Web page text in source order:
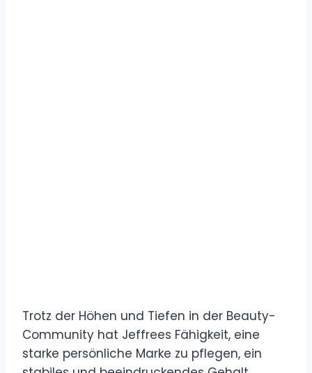
Trotz der Höhen und Tiefen in der Beauty-
Community hat Jeffrees Fähigkeit, eine
starke persönliche Marke zu pflegen, ein